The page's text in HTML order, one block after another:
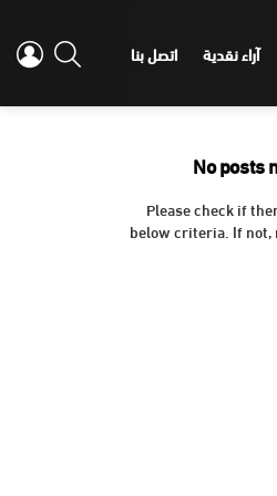
آراء نقدية اتصل بنا SEARCH
No posts
Please check if
below criteria. If not,